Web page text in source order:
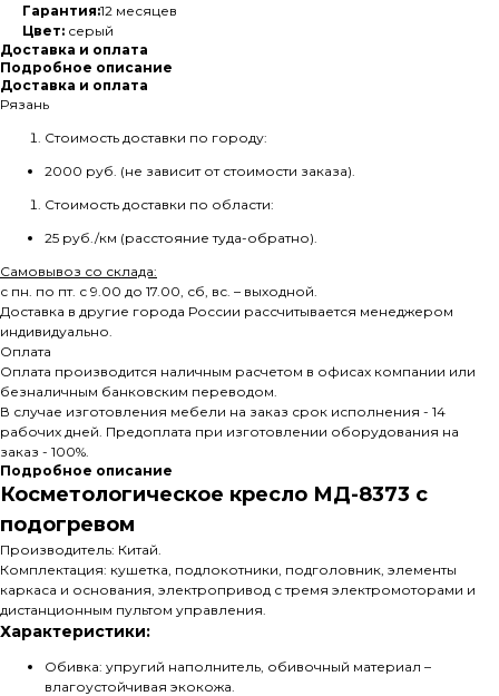
Гарантия:12 месяцев
Цвет: серый
Доставка и оплата
Подробное описание
Доставка и оплата
Рязань
Стоимость доставки по городу:
2000 руб. (не зависит от стоимости заказа).
Стоимость доставки по области:
25 руб./км (расстояние туда-обратно).
Самовывоз со склада:
с пн. по пт. с 9.00 до 17.00, сб, вс. – выходной.
Доставка в другие города России рассчитывается менеджером
индивидуально.
Оплата
Оплата производится наличным расчетом в офисах компании или
безналичным банковским переводом.
В случае изготовления мебели на заказ срок исполнения - 14
рабочих дней. Предоплата при изготовлении оборудования на
заказ - 100%.
Подробное описание
Косметологическое кресло МД-8373 с
подогревом
Производитель: Китай.
Комплектация: кушетка, подлокотники, подголовник, элементы
каркаса и основания, электропривод с тремя электромоторами и
дистанционным пультом управления.
Характеристики:
Обивка: упругий наполнитель, обивочный материал –
влагоустойчивая экокожа.